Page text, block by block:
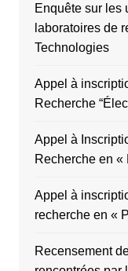
Enquête sur les
laboratoires de
Technologies
Appel à
Recherche
Appel à
Recherche en
Appel à
recherche en «
Recensement